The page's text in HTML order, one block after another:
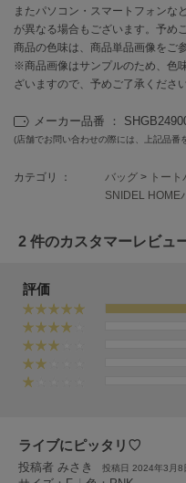
emmi
エミ
emmi atelier
emmi yoga
エミヨガ
ETRÉ TOKYO
ey
アイ
FILA
フィラ
FRAY I.D
フレイアイディー
ファーファー
またパソコン・スマートフォンな
が異なる場合もございます。予め
商品の色味は、商品単品画像をご
※商品画像はサンプルのため、色
ざいますので、予めご了承ください
メーカー品番 ：
(店舗でお問い合わせの際には、上記品番
カテゴリ ： バッグ > トー
SNIDEL HOME
2 件のカスタマーレビュ
評価
ライブにピッタリ♡
投稿者 みさき 投稿日 2024年3月8